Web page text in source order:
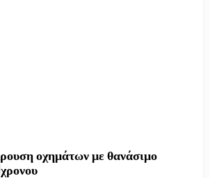
οχημάτων με θανάσιμο